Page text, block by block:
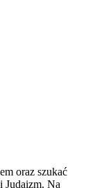
oraz szukać
Judaizm. Na